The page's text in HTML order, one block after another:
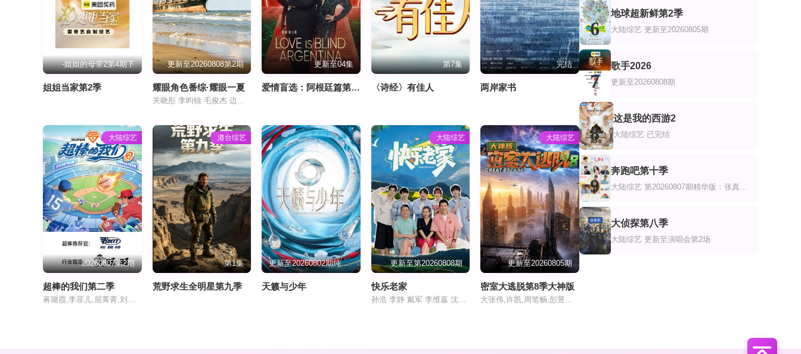
-姐姐的母带2第4期下
姐姐当家第2季
更新至20260808第2期
耀眼角色番综·耀眼一夏
更新至04集
爱情盲选：阿根廷篇第2季
第7集
〈诗经〉有佳人
完结
两岸家书
大陆综艺
20260807第2期
超棒的我们第二季​
蒋璐霞,李菲儿,屈菁菁,刘维,吴俊霆,赵辰龙
港台综艺
第1集
荒野求生全明星第九季
更新至20260802期纯享版
天籁与少年
大陆综艺
更新至第20260808期
快乐老家
孙浩 李静 戴军 李维嘉 沈凌 吴昕 武艺 高旭
大陆综艺
更新至20260805期
密室大逃脱第8季大神版
大张伟,许凯,周笔畅,彭昱畅,张真源,陈哲远
6
地球超新鲜第2季
大陆综艺 更新至20260805期
7
歌手2026
更新至20260808期
8
这是我的西游2
大陆综艺 已完结
9
奔跑吧第十季
大陆综艺 第20260807期精华版：张真源唱师兄的歌就是对味儿
10
大侦探第八季
大陆综艺 更新至演唱会第2场